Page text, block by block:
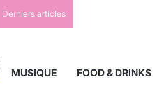
Derniers articles
MUSIQUE FOOD & DRINKS